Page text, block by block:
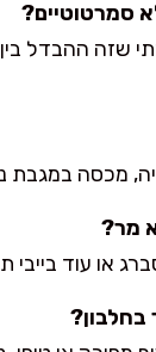
סמרטוטיים?
שזה ההבדל
מכסה
מר?
או עוד